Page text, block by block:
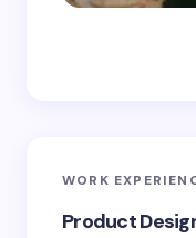
WORK
Product